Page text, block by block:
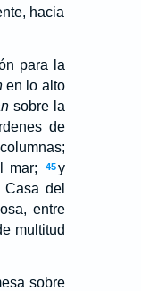
hacia
para la
en lo alto
sobre la
de
mar; 45 y
del
entre
multitud
sobre